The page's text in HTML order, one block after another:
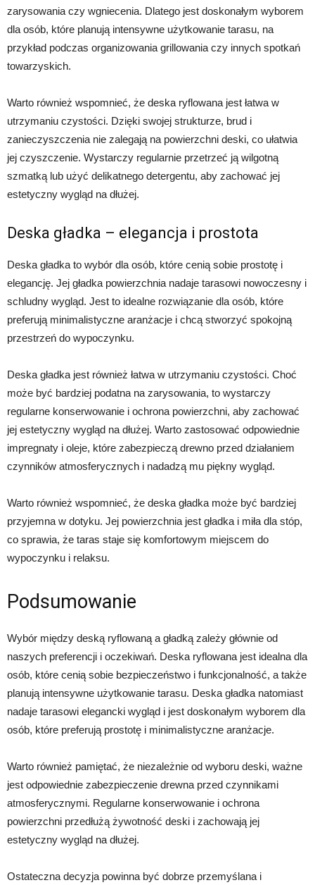
zarysowania czy wgniecenia. Dlatego jest doskonałym wyborem
dla osób, które planują intensywne użytkowanie tarasu, na
przykład podczas organizowania grillowania czy innych spotkań
towarzyskich.
Warto również wspomnieć, że deska ryflowana jest łatwa w
utrzymaniu czystości. Dzięki swojej strukturze, brud i
zanieczyszczenia nie zalegają na powierzchni deski, co ułatwia
jej czyszczenie. Wystarczy regularnie przetrzeć ją wilgotną
szmatką lub użyć delikatnego detergentu, aby zachować jej
estetyczny wygląd na dłużej.
Deska gładka – elegancja i prostota
Deska gładka to wybór dla osób, które cenią sobie prostotę i
elegancję. Jej gładka powierzchnia nadaje tarasowi nowoczesny i
schludny wygląd. Jest to idealne rozwiązanie dla osób, które
preferują minimalistyczne aranżacje i chcą stworzyć spokojną
przestrzeń do wypoczynku.
Deska gładka jest również łatwa w utrzymaniu czystości. Choć
może być bardziej podatna na zarysowania, to wystarczy
regularne konserwowanie i ochrona powierzchni, aby zachować
jej estetyczny wygląd na dłużej. Warto zastosować odpowiednie
impregnaty i oleje, które zabezpieczą drewno przed działaniem
czynników atmosferycznych i nadadzą mu piękny wygląd.
Warto również wspomnieć, że deska gładka może być bardziej
przyjemna w dotyku. Jej powierzchnia jest gładka i miła dla stóp,
co sprawia, że taras staje się komfortowym miejscem do
wypoczynku i relaksu.
Podsumowanie
Wybór między deską ryflowaną a gładką zależy głównie od
naszych preferencji i oczekiwań. Deska ryflowana jest idealna dla
osób, które cenią sobie bezpieczeństwo i funkcjonalność, a także
planują intensywne użytkowanie tarasu. Deska gładka natomiast
nadaje tarasowi elegancki wygląd i jest doskonałym wyborem dla
osób, które preferują prostotę i minimalistyczne aranżacje.
Warto również pamiętać, że niezależnie od wyboru deski, ważne
jest odpowiednie zabezpieczenie drewna przed czynnikami
atmosferycznymi. Regularne konserwowanie i ochrona
powierzchni przedłużą żywotność deski i zachowają jej
estetyczny wygląd na dłużej.
Ostateczna decyzja powinna być dobrze przemyślana i